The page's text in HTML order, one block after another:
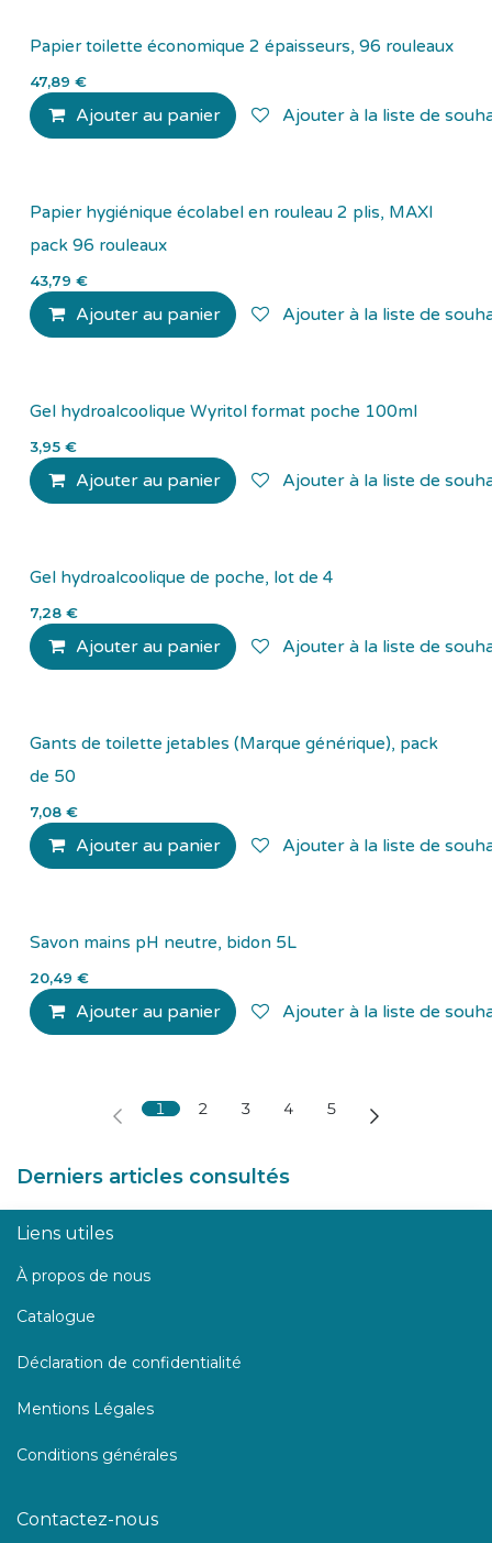
Papier toilette économique 2 épaisseurs, 96 rouleaux
47,89 €
Ajouter au panier Ajouter à la liste de
Papier hygiénique écolabel en rouleau 2 plis, MAXI
pack 96 rouleaux
43,79 €
Ajouter au panier Ajouter à la liste de
Gel hydroalcoolique Wyritol format poche 100ml
3,95 €
Ajouter au panier Ajouter à la liste de
Gel hydroalcoolique de poche, lot de 4
7,28 €
Ajouter au panier Ajouter à la liste de
Gants de toilette jetables (Marque générique), pack
de 50
7,08 €
Ajouter au panier Ajouter à la liste de
Savon mains pH neutre, bidon 5L
20,49 €
Ajouter au panier Ajouter à la liste de
1 2 3 4 5
Derniers articles consultés
Liens utiles
À propos de nous
Catalogue
Déclaration de confidentialité
Mentions Légales
Conditions générales
Contactez-nous